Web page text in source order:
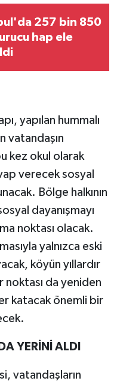
257 bin 850
hap ele
yapılan hummalı
vatandaşın
kez okul olarak
verecek sosyal
Bölge halkının
dayanışmayı
noktası olacak.
yalnızca eski
köyün yıllardır
da yeniden
katacak önemli bir
YERİNİ ALDI
vatandaşların